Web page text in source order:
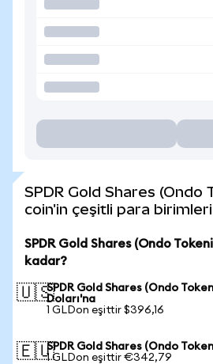
SPDR Gold Shares (Ondo
coin'in çeşitli para
SPDR Gold Shares (Ondo
kadar?
🇺🇸SPDR Gold Shares (Ondo
Doları'na
1 GLDon eşittir $396,16
🇪🇺SPDR Gold Shares (Ondo
1 GLDon eşittir €342,79